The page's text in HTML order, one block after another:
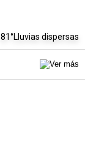
81°Lluvias dispersas